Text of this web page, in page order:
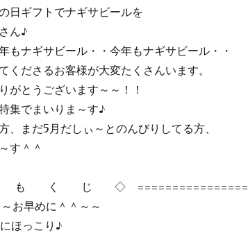
日ギフトでナギサビールを
ん♪
もナギサビール・・今年もナギサビール・・
ださるお客様が大変たくさんいます。
とうございます～～！！
集でまいりま～す♪
まだ5月だしぃ～とのんびりしてる方、
す＾＾
も く じ ◇ ================
早めに＾＾～～
ほっこり♪